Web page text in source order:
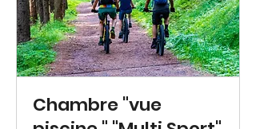
Chambre "vue